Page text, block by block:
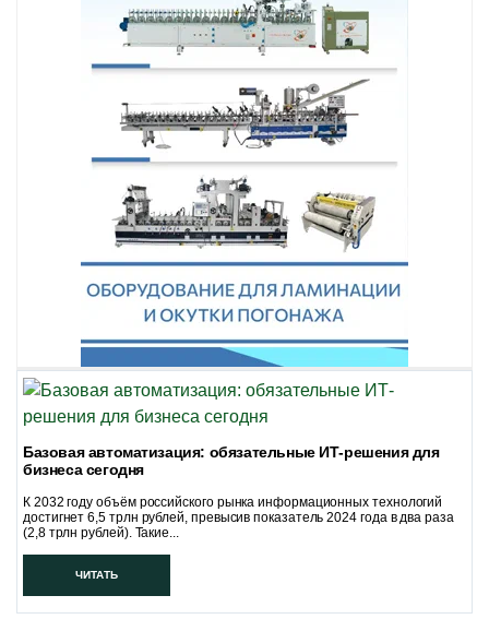
Базовая автоматизация: обязательные ИТ-решения для
бизнеса сегодня
К 2032 году объём российского рынка информационных технологий
достигнет 6,5 трлн рублей, превысив показатель 2024 года в два раза
(2,8 трлн рублей). Такие...
ЧИТАТЬ